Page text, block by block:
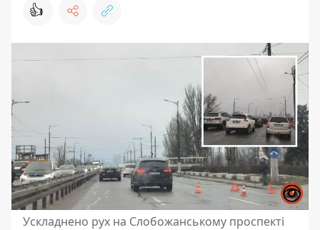
👍
Ускладнено рух на Слобожанському проспекті